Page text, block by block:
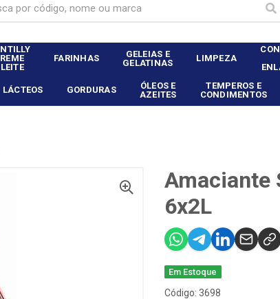
FARINHAS
GELEIAS E
GELATINAS
LIMPEZA
LÁCTEOS GORDURAS
ÓLEOS E
AZEITES
TEMPEROS E
CONDIMENTOS
Amaciante
6x2L
Em Estoque
Código: 3698